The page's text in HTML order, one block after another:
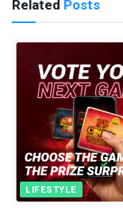
Related Posts
LIFESTYLE